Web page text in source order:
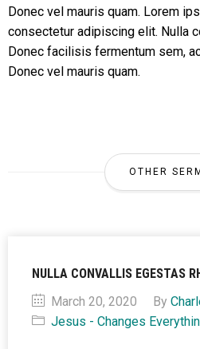
Donec vel mauris quam. Lorem
consectetur adipiscing elit. Nulla
Donec facilisis fermentum sem,
Donec vel mauris quam.
OTHER
NULLA CONVALLIS EGESTAS
March 20, 2020
By
Jesus - Changes